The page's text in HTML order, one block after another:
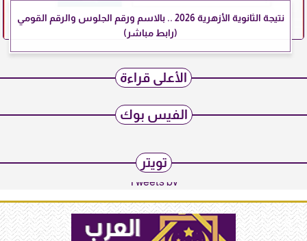
نتيجة الثانوية الأزهرية 2026 .. بالاسم ورقم الجلوس والرقم القومي
(رابط مباشر)
الأعلى قراءة
الفيس بوك
تويتر
Tweets by